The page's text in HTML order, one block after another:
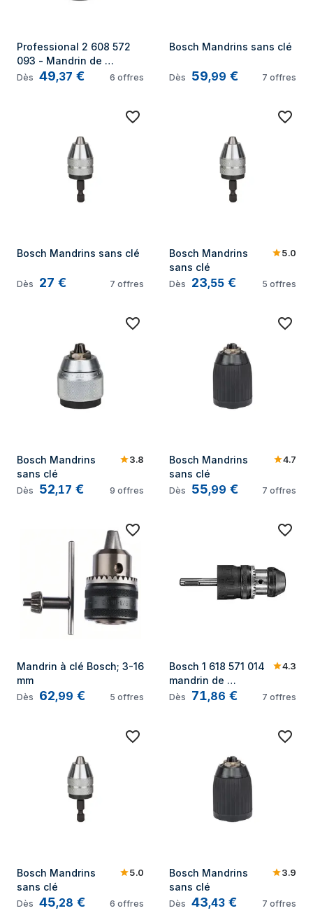
Professional 2 608 572
093 - Mandrin de
perceuse de serrage
Dès 49,37 € 6 offres
Bosch Mandrins sans clé
Dès 59,99 € 7 offres
Bosch Mandrins sans clé
Dès 27 € 7 offres
Bosch Mandrins
sans clé
5.0
Dès 23,55 € 5 offres
Bosch Mandrins
sans clé
3.8
Dès 52,17 € 9 offres
Bosch Mandrins
sans clé
4.7
Dès 55,99 € 7 offres
Mandrin à clé Bosch; 3-16
mm
Dès 62,99 € 5 offres
Bosch 1 618 571 014
mandrin de
perceuse
4.3
Dès 71,86 € 7 offres
Bosch Mandrins
sans clé
5.0
Dès 45,28 € 6 offres
Bosch Mandrins
sans clé
3.9
Dès 43,43 € 7 offres